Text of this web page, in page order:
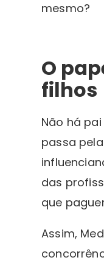
mesmo?
O
filhos
Não há
passa
das
que
Assim,